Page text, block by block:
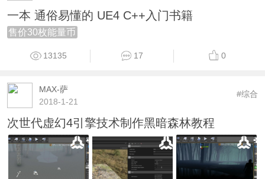
一本 通俗易懂的 UE4 C++入门书籍
售价30枚能量币
13135 17 0
MAX-萨
2018-1-21
#综合
次世代虚幻4引擎技术制作黑暗森林教程